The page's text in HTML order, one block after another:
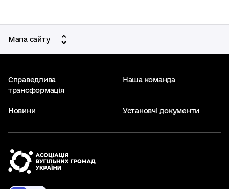
Мапа сайту
Справедлива
трансформація
Наша команда
Новини Установчі документи